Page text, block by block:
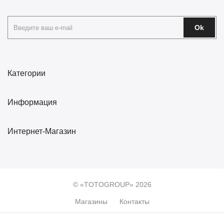
Категории
Информация
Интернет-Магазин
Ok
© «TOTOGROUP» 2026
Магазины Контакты